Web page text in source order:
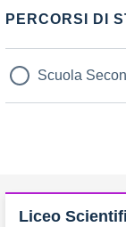
PERCORSI DI
Scuola
Liceo